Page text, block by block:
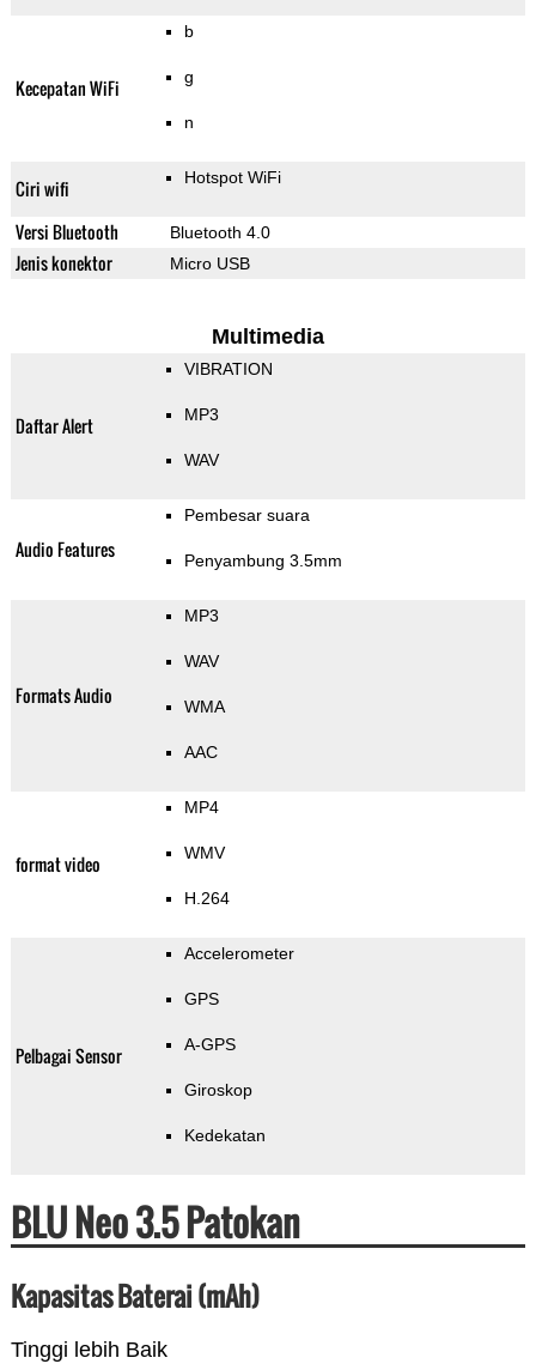
Kecepatan WiFi
b
g
n
Ciri wifi Hotspot WiFi
Versi Bluetooth Bluetooth 4.0
Jenis konektor Micro USB
Multimedia
Daftar Alert
VIBRATION
MP3
WAV
Audio Features
Pembesar suara
Penyambung 3.5mm
Formats Audio
MP3
WAV
WMA
AAC
format video
MP4
WMV
H.264
Pelbagai Sensor
Accelerometer
GPS
A-GPS
Giroskop
Kedekatan
BLU Neo 3.5 Patokan
Kapasitas Baterai (mAh)
Tinggi lebih Baik